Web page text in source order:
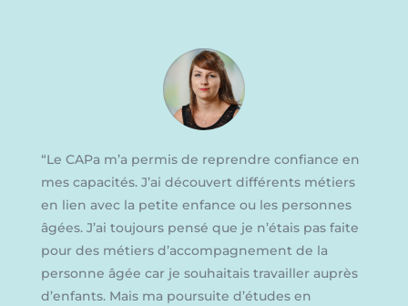
“Le CAPa m’a permis de reprendre confiance en
mes capacités. J’ai découvert différents métiers
en lien avec la petite enfance ou les personnes
âgées. J’ai toujours pensé que je n’étais pas faite
pour des métiers d’accompagnement de la
personne âgée car je souhaitais travailler auprès
d’enfants. Mais ma poursuite d’études en